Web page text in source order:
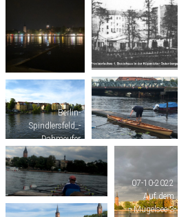
Berlin-
Spindlersfeld_-
_Dahmeufer
07-10-2022
Auf dem
Mügelsee-3